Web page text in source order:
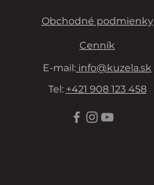
Obchodné podmienky
Cenník
E-mail: info@kuzela.sk
Tel: +421 908 123 458